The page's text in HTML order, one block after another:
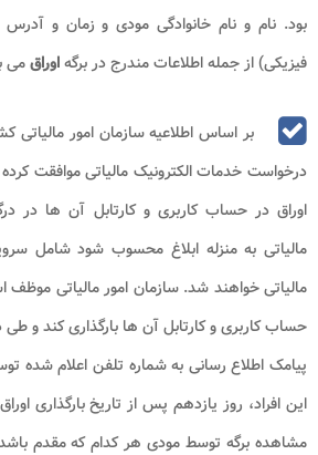
بود. نام و نام خانوادگی مودی و زمان و
فیزیکی) از جمله اطلاعات مندرج در برگهاوراقمی
بر اساس اطلاعیه سازمان امور مالیاتی
درخواست خدمات الکترونیک مالیاتی موافقت کرده
اوراق در حساب کاربری و کارتابل آن ها در
مالیاتی به منزله ابلاغ محسوب شود شامل
مالیاتی خواهند شد. سازمان امور مالیاتی موظف
حساب کاربری و کارتابل آن ها بارگذاری کند و طی
پیامک اطلاع رسانی به شماره تلفن اعلام شده
این افراد، روز یازدهم پس از تاریخ بارگذاری
مشاهده برگه توسط مودی هر کدام که مقدم باشد،